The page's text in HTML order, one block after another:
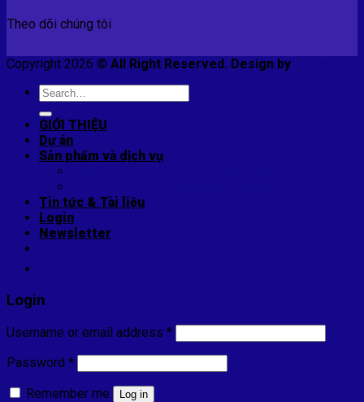
Theo dõi chúng tôi
Copyright 2026 © All Right Reserved. Design by
Search
for:
GIỚI THIỆU
Dự án
Sản phẩm và dịch vụ
Tin tức & Tài liệu
Login
Newsletter
Login
Username or email address *
Password *
Remember me
Log in